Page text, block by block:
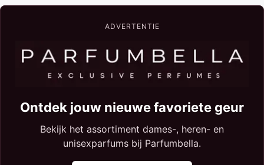
ADVERTENTIE
Ontdek jouw nieuwe favoriete geur
Bekijk het assortiment dames-, heren- en
unisexparfums bij Parfumbella.